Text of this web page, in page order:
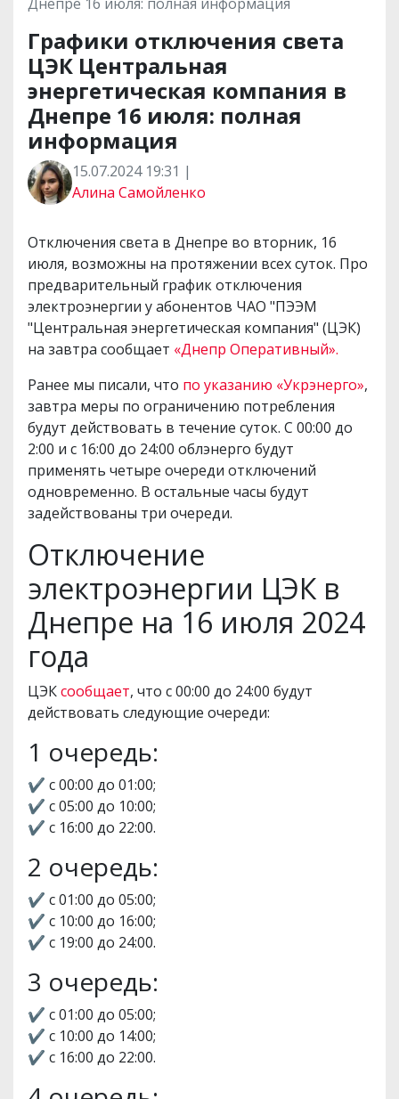
Графики отключения света
ЦЭК Центральная
энергетическая компания в
Днепре 16 июля: полная
информация
15.07.2024 19:31 |
Алина Самойленко
Отключения света в Днепре во вторник, 16
июля, возможны на протяжении всех суток. Про
предварительный график отключения
электроэнергии у абонентов ЧАО "ПЭЭМ
"Центральная энергетическая компания" (ЦЭК)
на завтра сообщает «Днепр Оперативный».
Ранее мы писали, что по указанию «Укрэнерго»,
завтра меры по ограничению потребления
будут действовать в течение суток. С 00:00 до
2:00 и с 16:00 до 24:00 облэнерго будут
применять четыре очереди отключений
одновременно. В остальные часы будут
задействованы три очереди.
Отключение
электроэнергии ЦЭК в
Днепре на 16 июля 2024
года
ЦЭКсообщает, что с 00:00 до 24:00 будут
действовать следующие очереди:
1 очередь:
✔️ с 00:00 до 01:00;
✔️ с 05:00 до 10:00;
✔️ с 16:00 до 22:00.
2 очередь:
✔️ с 01:00 до 05:00;
✔️ с 10:00 до 16:00;
✔️ с 19:00 до 24:00.
3 очередь:
✔️ с 01:00 до 05:00;
✔️ с 10:00 до 14:00;
✔️ с 16:00 до 22:00.